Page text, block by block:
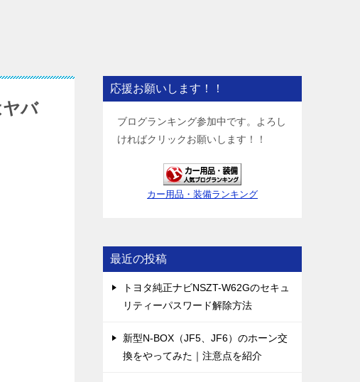
バ
応援お願いします！！
ブログランキング参加中です。よろし
ければクリックお願いします！！
カー用品・装備ランキング
最近の投稿
トヨタ純正ナビNSZT-W62Gのセキュ
リティーパスワード解除方法
新型N-BOX（JF5、JF6）のホーン交
換をやってみた｜注意点を紹介